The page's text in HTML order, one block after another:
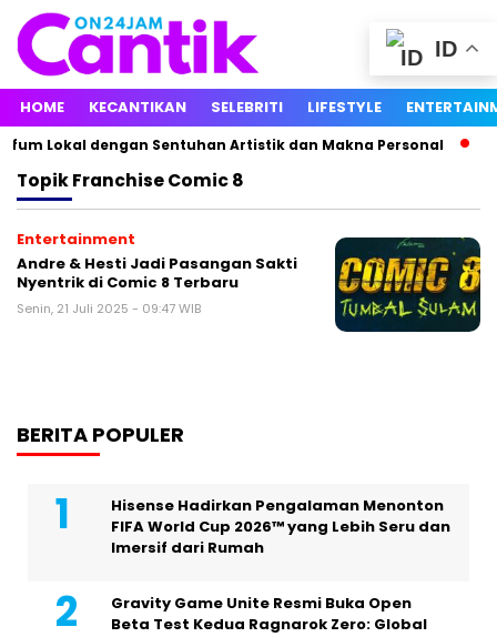
HOME KECANTIKAN SELEBRITI LIFESTYLE
Lokal dengan Sentuhan Artistik dan Makna Personal
TopikFranchise Comic 8
Entertainment
Andre & Hesti Jadi Pasangan Sakti
Nyentrik di Comic 8 Terbaru
Senin, 21 Juli 2025 - 09:47 WIB
BERITA POPULER
Hisense Hadirkan Pengalaman Menonton
FIFA World Cup 2026™ yang Lebih Seru dan
Imersif dari Rumah
Gravity Game Unite Resmi Buka Open
Beta Test Kedua Ragnarok Zero: Global
ID